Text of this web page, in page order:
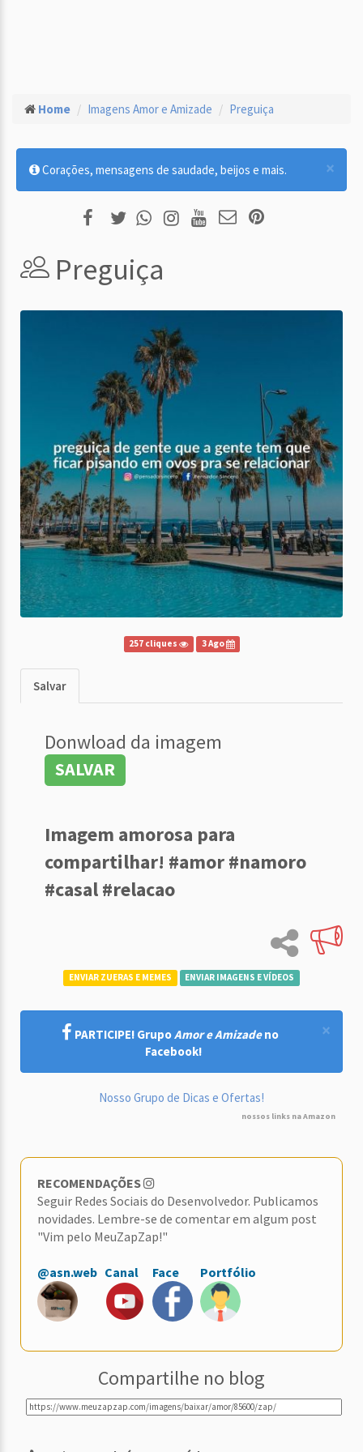
Home Imagens Amor e Amizade Preguiça
×
Corações, mensagens de saudade, beijos e mais.
Preguiça
257 cliques 3 Ago
Salvar
Donwload da imagem
SALVAR
Imagem amorosa para
compartilhar! #amor #namoro
#casal #relacao
ENVIAR ZUERAS E MEMES ENVIAR IMAGENS E VÍDEOS
×
PARTICIPE! GrupoAmor e Amizadeno
Facebook!
Nosso Grupo de Dicas e Ofertas!
nossos links na Amazon
RECOMENDAÇÕES
Seguir Redes Sociais do Desenvolvedor. Publicamos
novidades. Lembre-se de comentar em algum post
"Vim pelo MeuZapZap!"
@asn.web Canal Face Portfólio
Compartilhe no blog